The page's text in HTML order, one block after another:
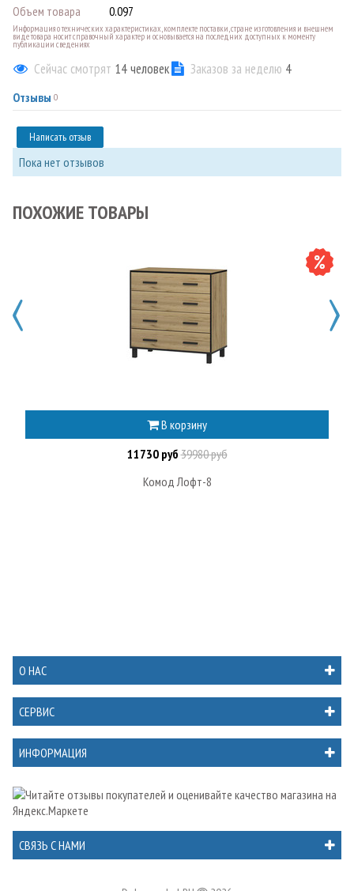
Объем товара
0.097
Информация о технических характеристиках, комплекте поставки, стране изготовления и внешнем
виде товара носит справочный характер и основывается на последних доступных к моменту
публикации сведениях
Сейчас смотрят 14человек Заказов за неделю 4
Отзывы 0
Написать отзыв
Пока нет отзывов
ПОХОЖИЕ ТОВАРЫ
В корзину
11730 руб39980 руб
Комод Лофт-8
О НАС
СЕРВИС
ИНФОРМАЦИЯ
СВЯЗЬ С НАМИ